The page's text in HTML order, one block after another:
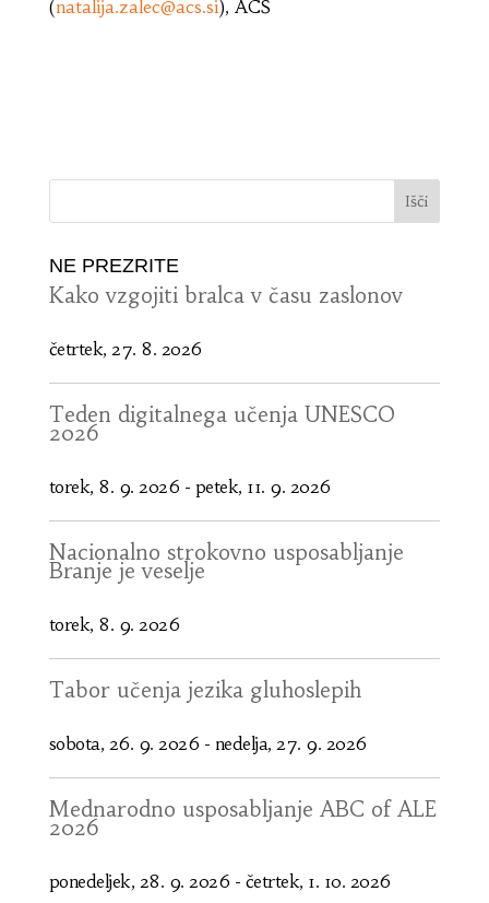
(natalija.zalec@acs.si), ACS
NE PREZRITE
Kako vzgojiti bralca v času zaslonov
četrtek, 27. 8. 2026
Teden digitalnega učenja UNESCO
2026
torek, 8. 9. 2026 - petek, 11. 9. 2026
Nacionalno strokovno usposabljanje
Branje je veselje
torek, 8. 9. 2026
Tabor učenja jezika gluhoslepih
sobota, 26. 9. 2026 - nedelja, 27. 9. 2026
Mednarodno usposabljanje ABC of ALE
2026
ponedeljek, 28. 9. 2026 - četrtek, 1. 10. 2026